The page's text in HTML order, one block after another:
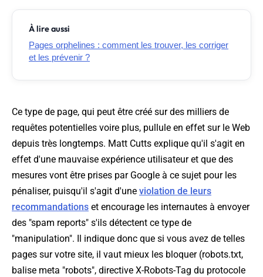
À lire aussi
Pages orphelines : comment les trouver, les corriger
et les prévenir ?
Ce type de page, qui peut être créé sur des milliers de
requêtes potentielles voire plus, pullule en effet sur le Web
depuis très longtemps. Matt Cutts explique qu'il s'agit en
effet d'une mauvaise expérience utilisateur et que des
mesures vont être prises par Google à ce sujet pour les
pénaliser, puisqu'il s'agit d'une violation de leurs
recommandations et encourage les internautes à envoyer
des "spam reports" s'ils détectent ce type de
"manipulation". Il indique donc que si vous avez de telles
pages sur votre site, il vaut mieux les bloquer (robots.txt,
balise meta "robots", directive X-Robots-Tag du protocole